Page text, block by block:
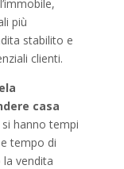
più
stabilito e
clienti.
casa
hanno tempi
tempo di
vendita